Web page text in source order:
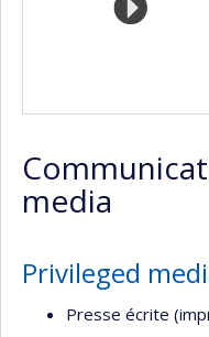
media
Privileged
Presse écrite